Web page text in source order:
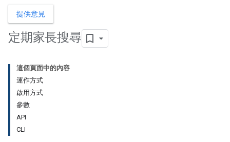
提供意見
定期家長搜尋
這個頁面中的內容
運作方式
啟用方式
參數
API
CLI